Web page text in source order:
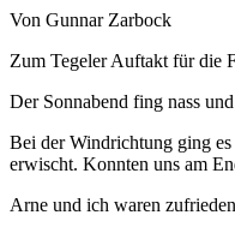
Von Gunnar Zarbock
Zum Tegeler Auftakt für die
Der Sonnabend fing nass
Bei der Windrichtung ging
erwischt. Konnten uns am
Arne und ich waren